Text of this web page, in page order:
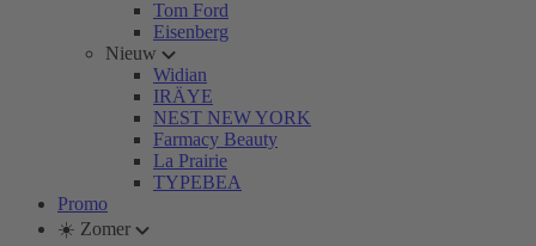
Tom Ford
Eisenberg
Nieuw
Widian
IRÄYE
NEST NEW YORK
Farmacy Beauty
La Prairie
TYPEBEA
Promo
☀️ Zomer